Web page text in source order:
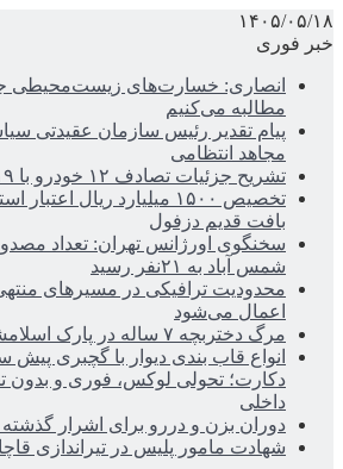
۱۴۰۵/۰۵/۱۸
خبر فوری
انصاری: خسارت‌های زیست‌محیطی
مطالبه‌ می‌کنیم
پیام تقدیر رئیس سازمان عقیدتی
مجاهد انتظامی
تشریح جزئیات تصادف ۱۲ خودرو با ۱۹ مصدوم
تخصیص ۱۵۰۰ میلیارد ریال
بافت قدیم دزفول
سخنگوی اورژانس تهران: تعداد
شمس آباد به ۲۱نفر رسید
محدودیت ترافیکی در مسیرهای
اعمال می‌شود
مرگ دختربچه ۷ ساله در پارک اسلامشهر
انواع قاب بندی دیوار با گچبری پیش
دکارت؛ تحولی لوکس، فوری و بدون
داخلی
دوران بزن و دررو برای اشرار
شهادت مامور پلیس در تیراندازی